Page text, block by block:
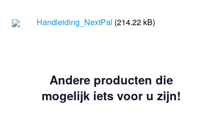
Handleiding_NextPal (214.22 kB)
Andere producten die
mogelijk iets voor u zijn!